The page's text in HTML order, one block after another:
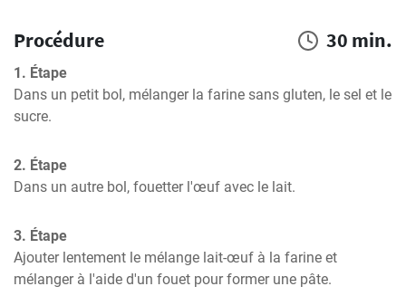
Procédure 30 min.
1. Étape
Dans un petit bol, mélanger la farine sans gluten, le sel et le
sucre.
2. Étape
Dans un autre bol, fouetter l'œuf avec le lait.
3. Étape
Ajouter lentement le mélange lait-œuf à la farine et
mélanger à l'aide d'un fouet pour former une pâte.